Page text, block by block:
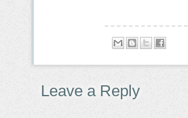
Leave a Reply